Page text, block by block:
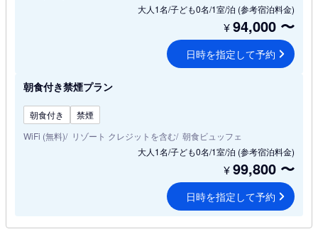
大人1名/子ども0名/1室/泊 (参考宿泊料金)
¥94,000 〜
日時を指定して予約
朝食付き禁煙プラン
朝食付き
禁煙
WiFi (無料)
リゾート クレジットを含む 朝食ビュッフェ
大人1名/子ども0名/1室/泊 (参考宿泊料金)
¥99,800 〜
日時を指定して予約